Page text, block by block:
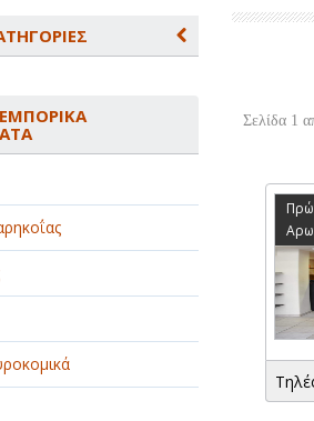
- ΜΗΧΑΝΕΣ - ΣΚΑΦΗ
ΨΥΧΑΓΩΓΙΑ - ΤΕΧΝΕΣ
ΜΜΕ
ΣΧΟΛΕΣ
Σελίδα 1